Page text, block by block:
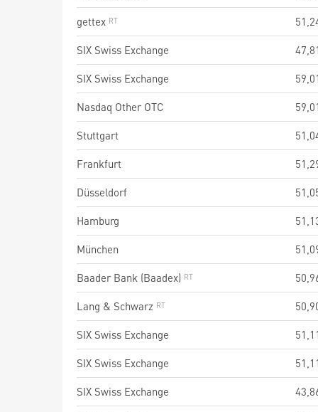
gettex
SIX Swiss Exchange
SIX Swiss Exchange
Nasdaq Other OTC
Stuttgart
Frankfurt
Düsseldorf
Hamburg
München
Baader Bank (Baadex)
Lang & Schwarz
SIX Swiss Exchange
SIX Swiss Exchange
SIX Swiss Exchange